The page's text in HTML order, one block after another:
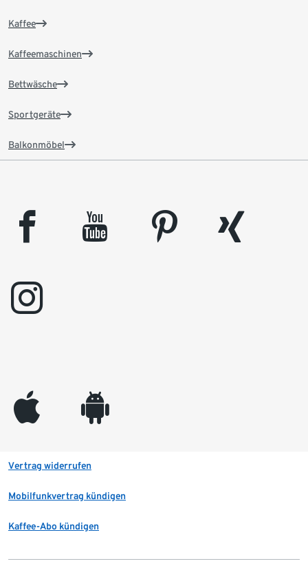
Kaffee
Kaffeemaschinen
Bettwäsche
Sportgeräte
Balkonmöbel
facebook youtube pinterest
xing
instagram
appleinc android
Vertrag widerrufen
Mobilfunkvertrag kündigen
Kaffee-Abo kündigen